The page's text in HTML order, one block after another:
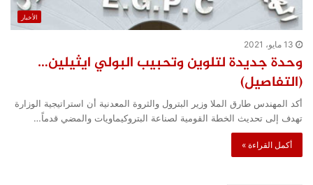
الأخبار
13 مايو، 2021
وحدة جديدة لتلوين وتحبيب البولي ايثيلين…
(التفاصيل)
أكد المهندس طارق الملا وزير البترول والثروة المعدنية أن استراتيجية الوزارة
تهدف إلى تحديث الخطة القومية لصناعة البتروكيماويات والمضي قدماً…
أكمل القراءة »